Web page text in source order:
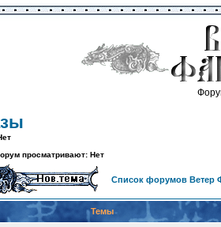
просматривают: Нет
Список форумов Ветер
Темы